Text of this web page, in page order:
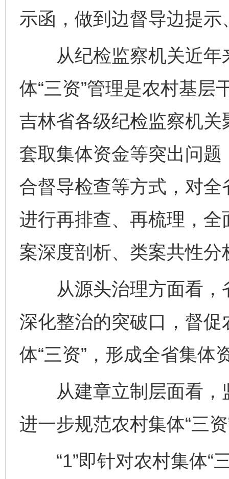
示函，做到边督导边提
从纪检监察机关近年
体“三资”管理是农村基层
吉林省各级纪检监察机
套取集体资金等突出问
合督导检查等方式，对全
进行再排查、再梳理，
案深度剖析、类案共性
从源头治理方面看，
深化整治的突破口，督
体“三资”，形成全省集体
从建章立制层面看，
进一步规范农村集体“三
“1”即针对农村集体“